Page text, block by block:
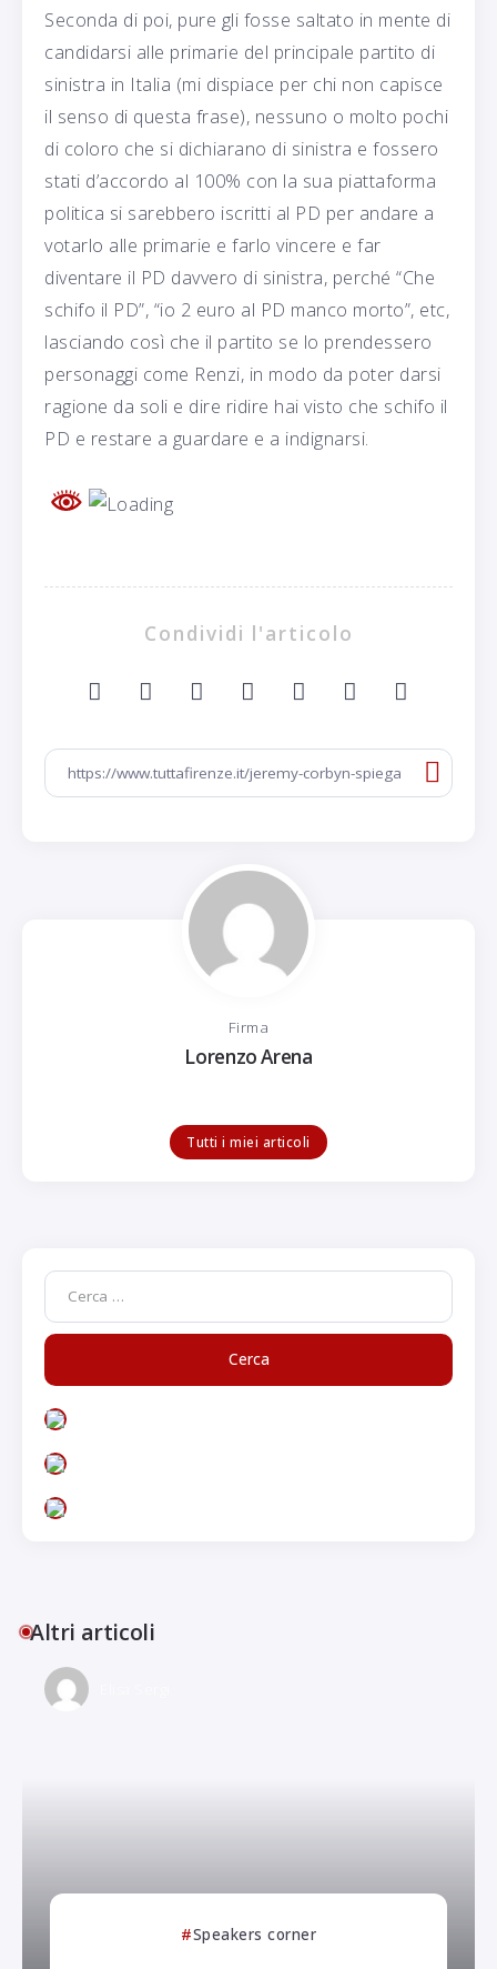
Seconda di poi, pure gli fosse saltato in mente di
candidarsi alle primarie del principale partito di
sinistra in Italia (mi dispiace per chi non capisce
il senso di questa frase), nessuno o molto pochi
di coloro che si dichiarano di sinistra e fossero
stati d’accordo al 100% con la sua piattaforma
politica si sarebbero iscritti al PD per andare a
votarlo alle primarie e farlo vincere e far
diventare il PD davvero di sinistra, perché “Che
schifo il PD”, “io 2 euro al PD manco morto”, etc,
lasciando così che il partito se lo prendessero
personaggi come Renzi, in modo da poter darsi
ragione da soli e dire ridire hai visto che schifo il
PD e restare a guardare e a indignarsi.
Condividi l'articolo
Firma
Lorenzo Arena
Tutti i miei articoli
Altri articoli
Speakers corner